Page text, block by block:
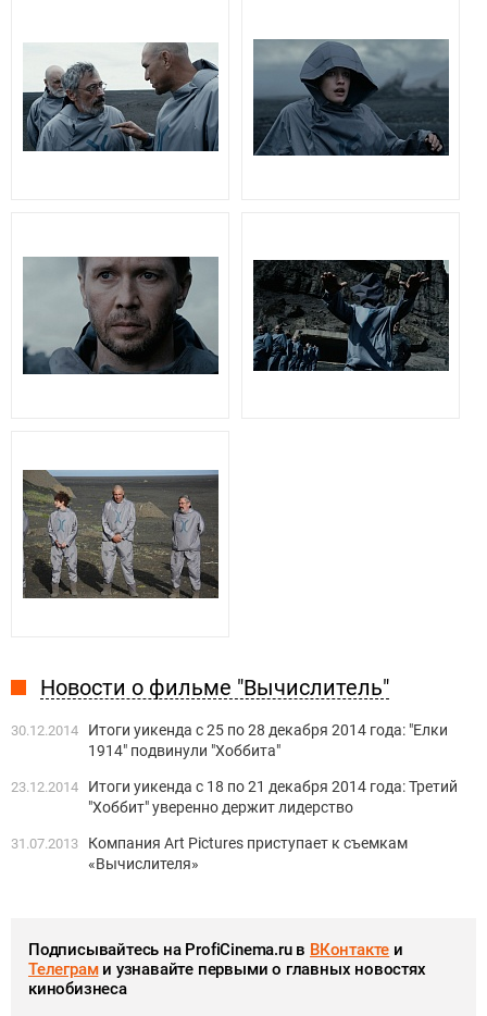
Новости о фильме "Вычислитель"
30.12.2014
Итоги уикенда c 25 по 28 декабря 2014 года: "Елки
1914" подвинули "Хоббита"
23.12.2014
Итоги уикенда c 18 по 21 декабря 2014 года: Третий
"Хоббит" уверенно держит лидерство
31.07.2013
Компания Art Pictures приступает к съемкам
«Вычислителя»
Подписывайтесь на ProfiCinema.ru в ВКонтакте и
Телеграми узнавайте первыми о главных новостях
кинобизнеса